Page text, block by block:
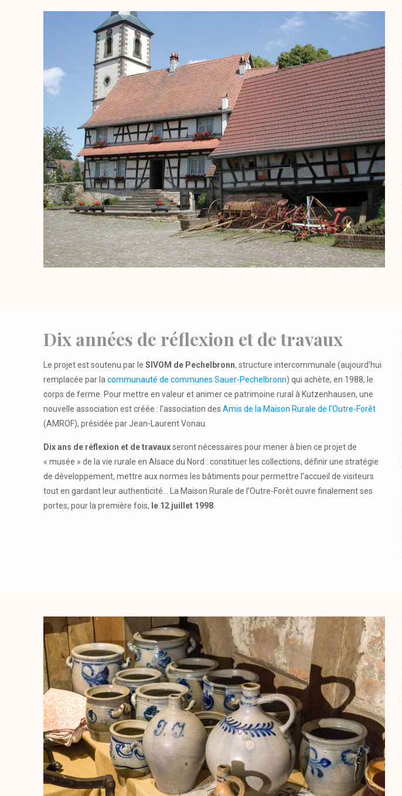
Dix années de réflexion et de travaux
Le projet est soutenu par leSIVOM de Pechelbronn, structure intercommunale (aujourd’hui
remplacée par lacommunauté de communes Sauer-Pechelbronn) qui achète, en 1988, le
corps de ferme. Pour mettre en valeur et animer ce patrimoine rural à Kutzenhausen, une
nouvelle association est créée : l’association desAmis de la Maison Rurale de l’Outre-Forêt
(AMROF), présidée par Jean-Laurent Vonau.
Dix ans de réflexion et de travauxseront nécessaires pour mener à bien ce projet de
« musée » de la vie rurale en Alsace du Nord : constituer les collections, définir une stratégie
de développement, mettre aux normes les bâtiments pour permettre l’accueil de visiteurs
tout en gardant leur authenticité… La Maison Rurale de l’Outre-Forêt ouvre finalement ses
portes, pour la première fois, le 12 juillet 1998